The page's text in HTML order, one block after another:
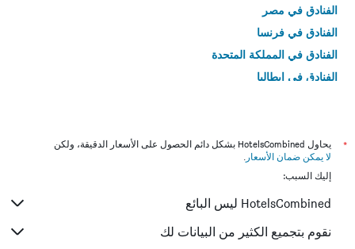
الفنادق في مصر
الفنادق في فرنسا
الفنادق في المملكة المتحدة
الفنادق في إيطاليا
*
يحاول HotelsCombined بشكل دائم الحصول على الأسعار الدقيقة، ولكن
لا يمكن ضمان الأسعار .
إليك السبب:
HotelsCombined ليس البائع
نقوم بتجميع الكثير من البيانات لك